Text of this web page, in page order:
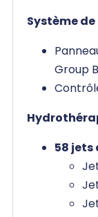
Système
Group
58